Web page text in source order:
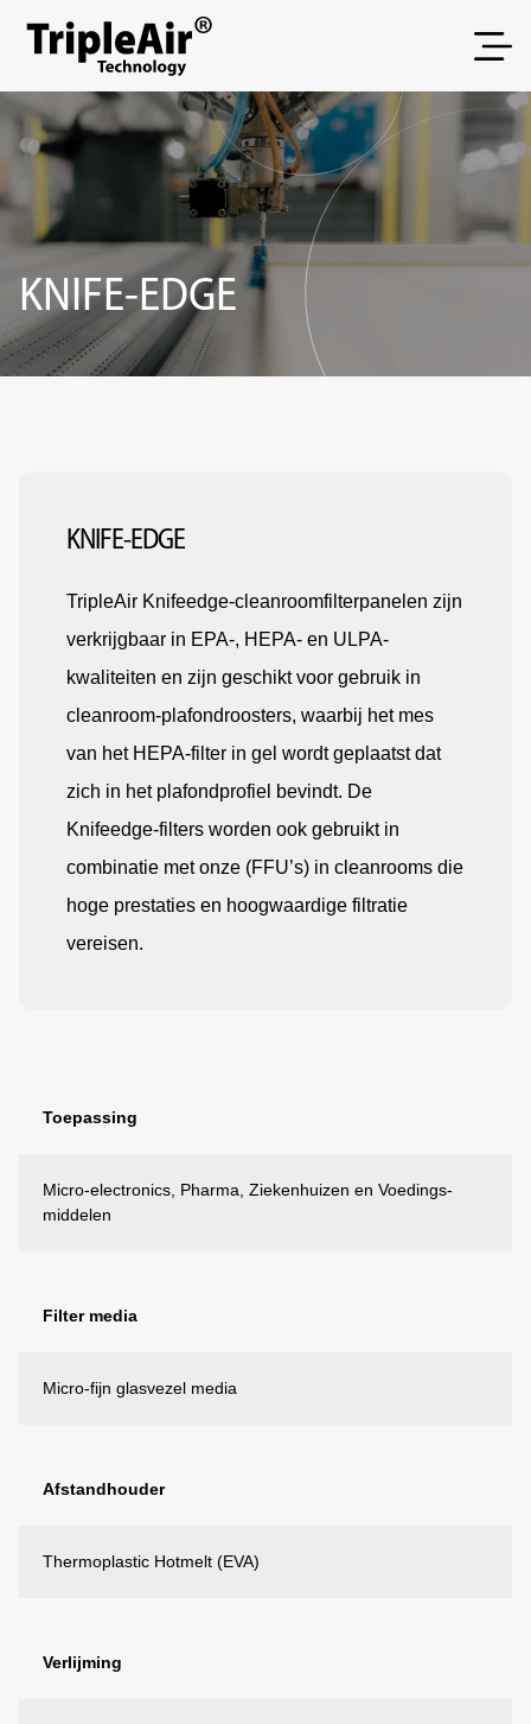
KNIFE-EDGE
KNIFE-EDGE
TripleAir Knifeedge-cleanroomfilterpanelen zijn
verkrijgbaar in EPA-, HEPA- en ULPA-
kwaliteiten en zijn geschikt voor gebruik in
cleanroom-plafondroosters, waarbij het mes
van het HEPA-filter in gel wordt geplaatst dat
zich in het plafondprofiel bevindt. De
Knifeedge-filters worden ook gebruikt in
combinatie met onze (FFU’s) in cleanrooms die
hoge prestaties en hoogwaardige filtratie
vereisen.
Toepassing
Micro-electronics, Pharma, Ziekenhuizen en Voedings-
middelen
Filter media
Micro-fijn glasvezel media
Afstandhouder
Thermoplastic Hotmelt (EVA)
Verlijming